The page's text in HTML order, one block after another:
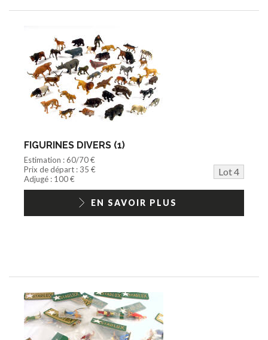
FIGURINES DIVERS (1)
Estimation : 60/70 €
Prix de départ : 35 €
Lot 4
Adjugé : 100 €
EN SAVOIR PLUS